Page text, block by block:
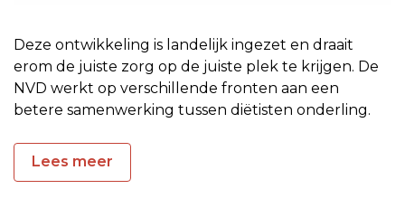
Deze ontwikkeling is landelijk ingezet en draait
erom de juiste zorg op de juiste plek te krijgen. De
NVD werkt op verschillende fronten aan een
betere samenwerking tussen diëtisten onderling.
Lees meer